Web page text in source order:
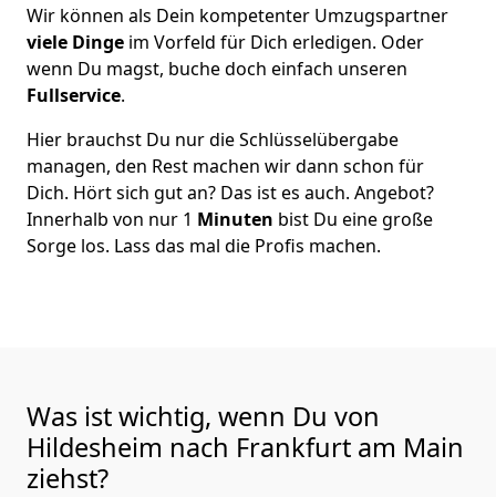
Wir können als Dein kompetenter Umzugspartner
viele Dinge im Vorfeld für Dich erledigen. Oder
wenn Du magst, buche doch einfach unseren
Fullservice.
Hier brauchst Du nur die Schlüsselübergabe
managen, den Rest machen wir dann schon für
Dich. Hört sich gut an? Das ist es auch. Angebot?
Innerhalb von nur 1 Minuten bist Du eine große
Sorge los. Lass das mal die Profis machen.
Was ist wichtig, wenn Du von
Hildesheim nach Frankfurt am Main
ziehst?